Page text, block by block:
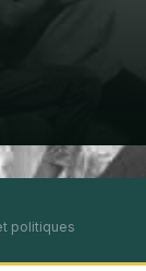
politiques